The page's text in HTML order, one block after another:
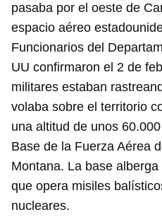
pasaba por el oeste de
espacio aéreo
Funcionarios del
UU confirmaron el 2 de
militares estaban
volaba sobre el territorio
una altitud de unos
Base de la Fuerza Aérea
Montana. La base
que opera misiles
nucleares.